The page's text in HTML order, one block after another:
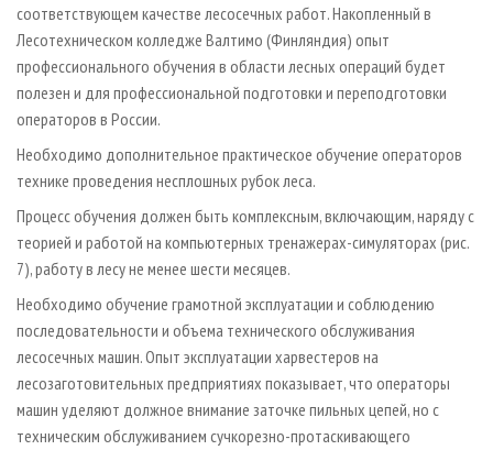
соответствующем качестве лесосечных работ. Накопленный в
Лесотехническом колледже Валтимо (Финляндия) опыт
профессионального обучения в области лесных операций будет
полезен и для профессиональной подготовки и переподготовки
операторов в России.
Необходимо дополнительное практическое обучение операторов
технике проведения несплошных рубок леса.
Процесс обучения должен быть комплексным, включающим, наряду с
теорией и работой на компьютерных тренажерах-симуляторах (рис.
7), работу в лесу не менее шести месяцев.
Необходимо обучение грамотной эксплуатации и соблюдению
последовательности и объема технического обслуживания
лесосечных машин. Опыт эксплуатации харвестеров на
лесозаготовительных предприятиях показывает, что операторы
машин уделяют должное внимание заточке пильных цепей, но с
техническим обслуживанием сучкорезно-протаскивающего